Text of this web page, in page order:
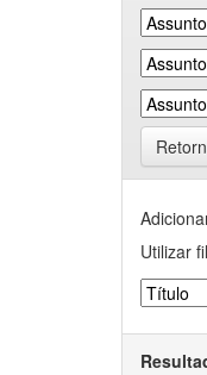
Utilizar